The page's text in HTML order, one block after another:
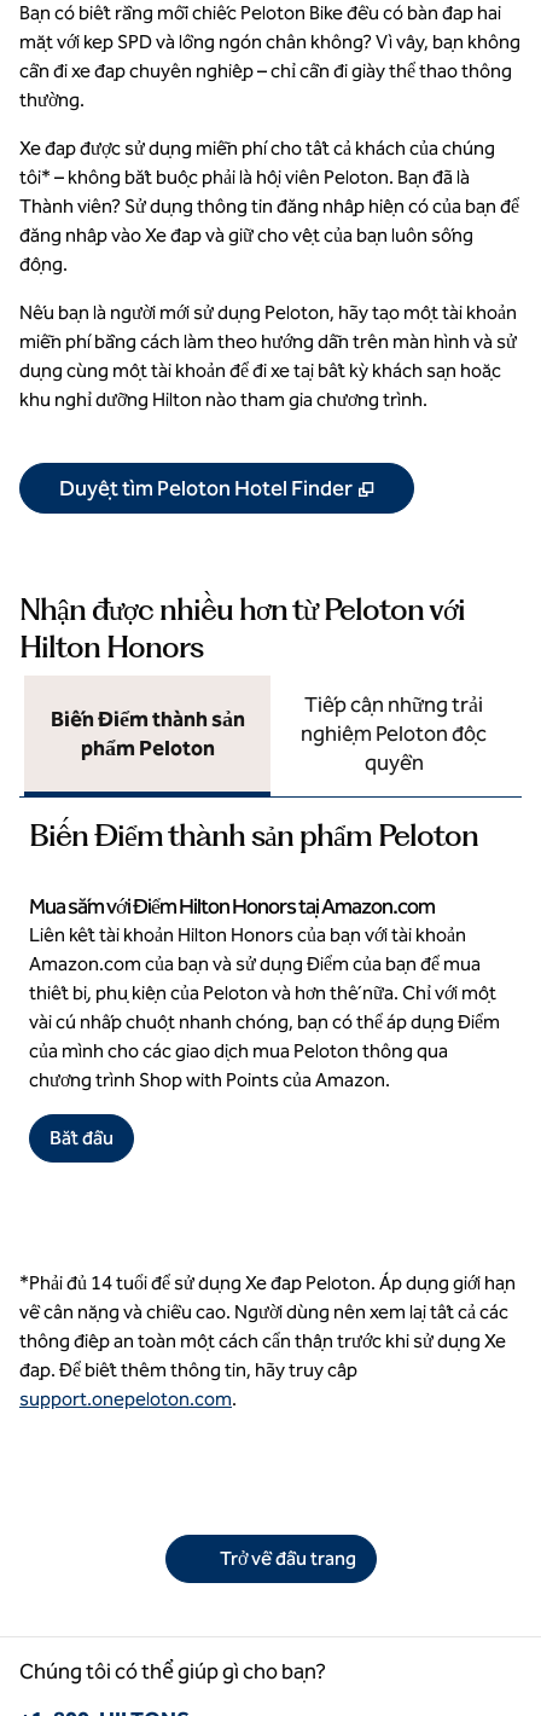
Bạn có biết rằng mỗi chiếc Peloton Bike đều có bàn đạp hai
mặt với kẹp SPD và lồng ngón chân không? Vì vậy, bạn không
cần đi xe đạp chuyên nghiệp – chỉ cần đi giày thể thao thông
thường.
Xe đạp được sử dụng miễn phí cho tất cả khách của chúng
tôi* – không bắt buộc phải là hội viên Peloton. Bạn đã là
Thành viên? Sử dụng thông tin đăng nhập hiện có của bạn để
đăng nhập vào Xe đạp và giữ cho vệt của bạn luôn sống
động.
Nếu bạn là người mới sử dụng Peloton, hãy tạo một tài khoản
miễn phí bằng cách làm theo hướng dẫn trên màn hình và sử
dụng cùng một tài khoản để đi xe tại bất kỳ khách sạn hoặc
khu nghỉ dưỡng Hilton nào tham gia chương trình.
Duyệt tìm Peloton Hotel Finder , Mở thẻ mới
Nhận được nhiều hơn từ Peloton với
Hilton Honors
Biến Điểm thành sản
phẩm Peloton
Tiếp cận những trải
nghiệm Peloton độc
quyền
Biến Điểm thành sản phẩm Peloton
Mua sắm với Điểm Hilton Honors tại Amazon.com
Liên kết tài khoản Hilton Honors của bạn với tài khoản
Amazon.com của bạn và sử dụng Điểm của bạn để mua
thiết bị, phụ kiện của Peloton và hơn thế nữa. Chỉ với một
vài cú nhấp chuột nhanh chóng, bạn có thể áp dụng Điểm
của mình cho các giao dịch mua Peloton thông qua
chương trình Shop with Points của Amazon.
Bắt đầu
*Phải đủ 14 tuổi để sử dụng Xe đạp Peloton. Áp dụng giới hạn
về cân nặng và chiều cao. Người dùng nên xem lại tất cả các
thông điệp an toàn một cách cẩn thận trước khi sử dụng Xe
đạp. Để biết thêm thông tin, hãy truy cập
support.onepeloton.com.
Trở về đầu trang
Chúng tôi có thể giúp gì cho bạn?